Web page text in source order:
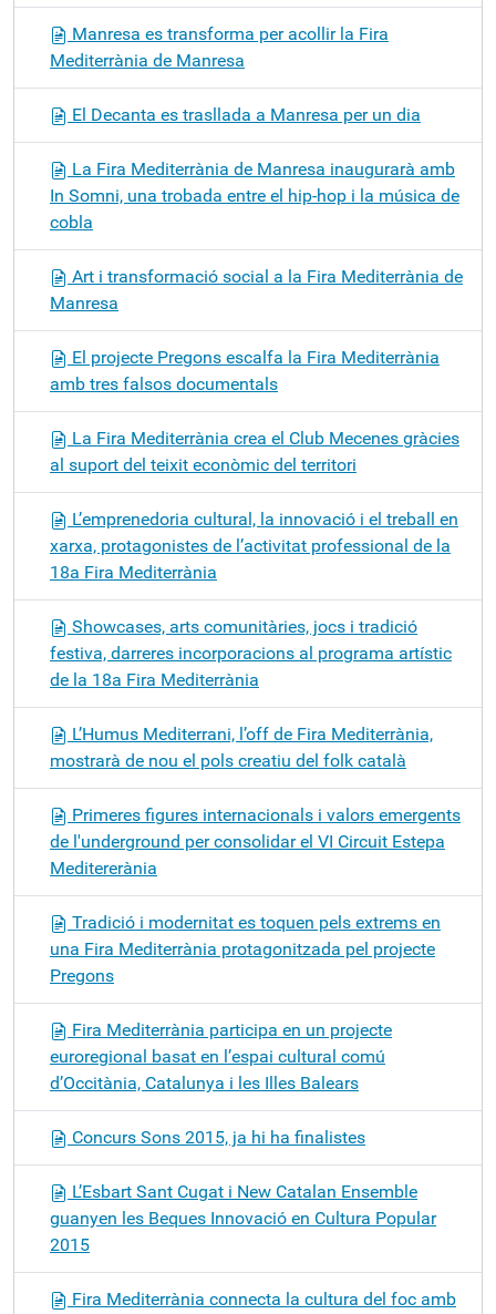
Manresa es transforma per acollir la Fira
Mediterrània de Manresa
El Decanta es trasllada a Manresa per un dia
La Fira Mediterrània de Manresa inaugurarà amb
In Somni, una trobada entre el hip-hop i la música de
cobla
Art i transformació social a la Fira Mediterrània de
Manresa
El projecte Pregons escalfa la Fira Mediterrània
amb tres falsos documentals
La Fira Mediterrània crea el Club Mecenes gràcies
al suport del teixit econòmic del territori
L’emprenedoria cultural, la innovació i el treball en
xarxa, protagonistes de l’activitat professional de la
18a Fira Mediterrània
Showcases, arts comunitàries, jocs i tradició
festiva, darreres incorporacions al programa artístic
de la 18a Fira Mediterrània
L’Humus Mediterrani, l’off de Fira Mediterrània,
mostrarà de nou el pols creatiu del folk català
Primeres figures internacionals i valors emergents
de l'underground per consolidar el VI Circuit Estepa
Meditererània
Tradició i modernitat es toquen pels extrems en
una Fira Mediterrània protagonitzada pel projecte
Pregons
Fira Mediterrània participa en un projecte
euroregional basat en l’espai cultural comú
d’Occitània, Catalunya i les Illes Balears
Concurs Sons 2015, ja hi ha finalistes
L’Esbart Sant Cugat i New Catalan Ensemble
guanyen les Beques Innovació en Cultura Popular
2015
Fira Mediterrània connecta la cultura del foc amb